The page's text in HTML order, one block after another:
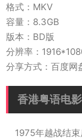
格式：MKV
容量：8.3GB
版本：BD版
分辨率：
分享方式：百度网
香港粤语电
1975年越战结束